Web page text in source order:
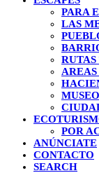
PARA
LAS
POR
ANÚNCIATE
CONTACTO
SEARCH